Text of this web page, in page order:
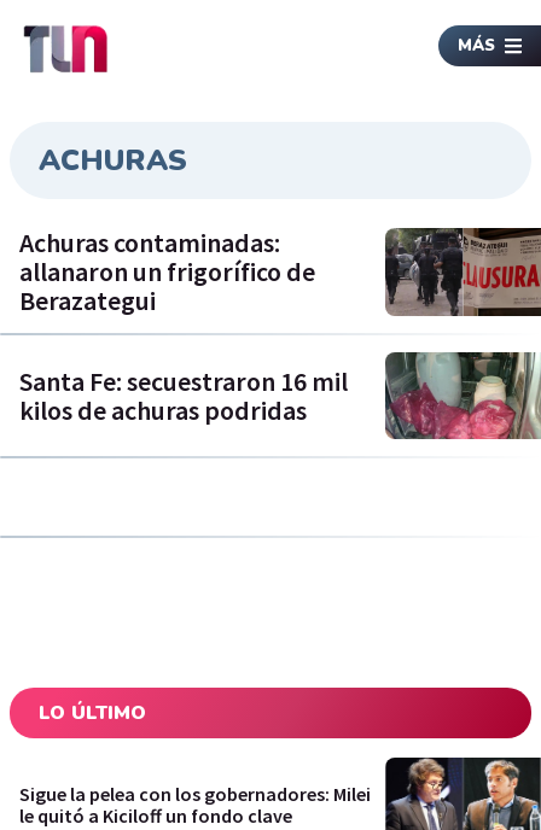
MÁS
ACHURAS
Achuras contaminadas:
allanaron un frigorífico de
Berazategui
Santa Fe: secuestraron 16 mil
kilos de achuras podridas
LO ÚLTIMO
Sigue la pelea con los gobernadores: Milei
le quitó a Kiciloff un fondo clave